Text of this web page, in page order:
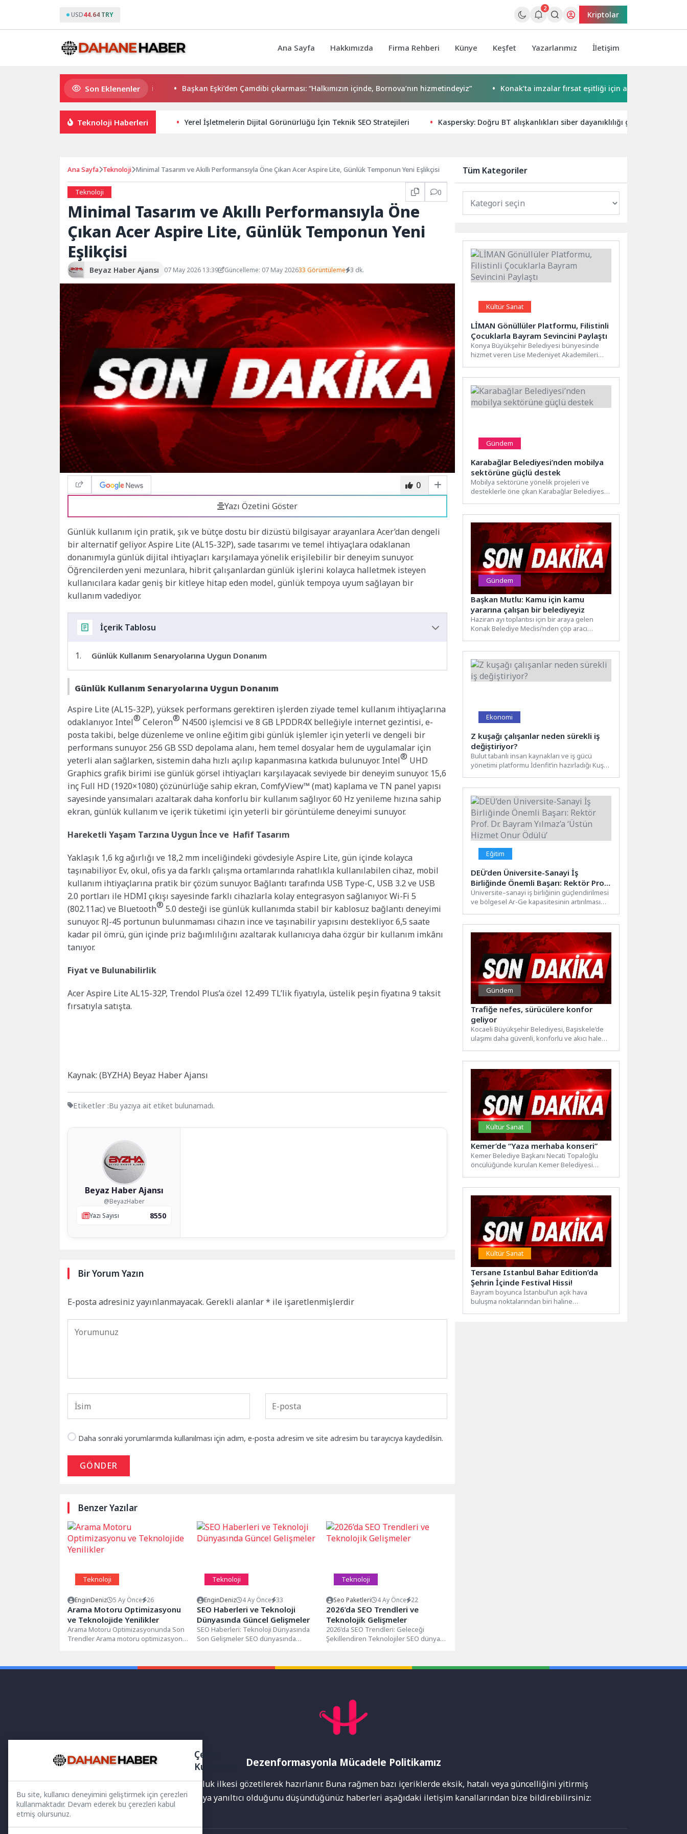
USD44.64 TRY
2
Kriptolar
Ana Sayfa Hakkımızda Firma Rehberi Künye Keşfet Yazarlarımız İletişim
Son Eklenenler
K. Menderes’te AKTAŞ Bereketi Başkan Eşki’den Çamdibi çıkarması: “Halkımızın içinde, Bornova’nın hizmetindeyiz” Konak’ta imzalar fırsat eşitliği için atıldı
Teknoloji Haberleri Yerel İşletmelerin Dijital Görünürlüğü İçin Teknik SEO Stratejileri Kaspersky: Doğru BT alışkanlıkları siber dayanıklılığı güçlendiriyor
Ana Sayfa Teknoloji Minimal Tasarım ve Akıllı Performansıyla Öne Çıkan Acer Aspire Lite, Günlük Temponun Yeni Eşlikçisi
Teknoloji 0
Minimal Tasarım ve Akıllı Performansıyla Öne
Çıkan Acer Aspire Lite, Günlük Temponun Yeni
Eşlikçisi
Beyaz Haber Ajansı 07 May 2026 13:39 Güncelleme: 07 May 202633 Görüntüleme 3 dk.
0
Yazı Özetini Göster
Günlük kullanım için pratik, şık ve bütçe dostu bir dizüstü bilgisayar arayanlara Acer’dan dengeli
bir alternatif geliyor. Aspire Lite (AL15-32P), sade tasarımı ve temel ihtiyaçlara odaklanan
donanımıyla günlük dijital ihtiyaçları karşılamaya yönelik erişilebilir bir deneyim sunuyor.
Öğrencilerden yeni mezunlara, hibrit çalışanlardan günlük işlerini kolayca halletmek isteyen
kullanıcılara kadar geniş bir kitleye hitap eden model, günlük tempoya uyum sağlayan bir
kullanım vadediyor.
İçerik Tablosu
Günlük Kullanım Senaryolarına Uygun Donanım
Günlük Kullanım Senaryolarına Uygun Donanım
Aspire Lite (AL15-32P), yüksek performans gerektiren işlerden ziyade temel kullanım ihtiyaçlarına
odaklanıyor. Intel® Celeron® N4500 işlemcisi ve 8 GB LPDDR4X belleğiyle internet gezintisi, e-
posta takibi, belge düzenleme ve online eğitim gibi günlük işlemler için yeterli ve dengeli bir
performans sunuyor. 256 GB SSD depolama alanı, hem temel dosyalar hem de uygulamalar için
yeterli alan sağlarken, sistemin daha hızlı açılıp kapanmasına katkıda bulunuyor. Intel® UHD
Graphics grafik birimi ise günlük görsel ihtiyaçları karşılayacak seviyede bir deneyim sunuyor. 15,6
inç Full HD (1920×1080) çözünürlüğe sahip ekran, ComfyView™ (mat) kaplama ve TN panel yapısı
sayesinde yansımaları azaltarak daha konforlu bir kullanım sağlıyor. 60 Hz yenileme hızına sahip
ekran, günlük kullanım ve içerik tüketimi için yeterli bir görüntüleme deneyimi sunuyor.
Hareketli Yaşam Tarzına Uygun İnce ve Hafif Tasarım
Yaklaşık 1,6 kg ağırlığı ve 18,2 mm inceliğindeki gövdesiyle Aspire Lite, gün içinde kolayca
taşınabiliyor. Ev, okul, ofis ya da farklı çalışma ortamlarında rahatlıkla kullanılabilen cihaz, mobil
kullanım ihtiyaçlarına pratik bir çözüm sunuyor. Bağlantı tarafında USB Type-C, USB 3.2 ve USB
2.0 portları ile HDMI çıkışı sayesinde farklı cihazlarla kolay entegrasyon sağlanıyor. Wi-Fi 5
(802.11ac) ve Bluetooth®5.0 desteği ise günlük kullanımda stabil bir kablosuz bağlantı deneyimi
sunuyor. RJ-45 portunun bulunmaması cihazın ince ve taşınabilir yapısını destekliyor. 6,5 saate
kadar pil ömrü, gün içinde priz bağımlılığını azaltarak kullanıcıya daha özgür bir kullanım imkânı
tanıyor.
Fiyat ve Bulunabilirlik
Acer Aspire Lite AL15-32P, Trendol Plus’a özel 12.499 TL’lik fiyatıyla, üstelik peşin fiyatına 9 taksit
fırsatıyla satışta.
Kaynak: (BYZHA) Beyaz Haber Ajansı
Etiketler :Bu yazıya ait etiket bulunamadı.
Beyaz Haber Ajansı
@BeyazHaber
Yazı Sayısı
8550
Bir Yorum Yazın
E-posta adresiniz yayınlanmayacak. Gerekli alanlar* ile işaretlenmişlerdir
Daha sonraki yorumlarımda kullanılması için adım, e-posta adresim ve site adresim bu tarayıcıya kaydedilsin.
GÖNDER
Benzer Yazılar
Teknoloji
EnginDeniz 5 Ay Önce 26
Arama Motoru Optimizasyonu
ve Teknolojide Yenilikler
Arama Motoru Optimizasyonunda Son
Trendler Arama motoru optimizasyonu
Teknoloji
EnginDeniz 4 Ay Önce 33
SEO Haberleri ve Teknoloji
Dünyasında Güncel Gelişmeler
SEO Haberleri: Teknoloji Dünyasında
Son Gelişmeler SEO dünyasında
Teknoloji
Seo Paketleri 4 Ay Önce 22
2026’da SEO Trendleri ve
Teknolojik Gelişmeler
2026'da SEO Trendleri: Geleceği
Şekillendiren Teknolojiler SEO dünyası
Tüm Kategoriler
Kültür Sanat
LİMAN Gönüllüler Platformu, Filistinli
Çocuklarla Bayram Sevincini Paylaştı
Konya Büyükşehir Belediyesi bünyesinde
hizmet veren Lise Medeniyet Akademileri
Gündem
Karabağlar Belediyesi’nden mobilya
sektörüne güçlü destek
Mobilya sektörüne yönelik projeleri ve
desteklerle öne çıkan Karabağlar Belediyesi,
Gündem
Başkan Mutlu: Kamu için kamu
yararına çalışan bir belediyeyiz
Haziran ayı toplantısı için bir araya gelen
Konak Belediye Meclisi’nden çöp aracı
Ekonomi
Z kuşağı çalışanlar neden sürekli iş
değiştiriyor?
Bulut tabanlı insan kaynakları ve iş gücü
yönetimi platformu İdenfit’in hazırladığı Kuşak
Eğitim
DEÜ’den Üniversite-Sanayi İş
Birliğinde Önemli Başarı: Rektör Prof.
Dr. Bayram Yılmaz’a ‘Üstün Hizmet
Onur Ödülü’
Üniversite–sanayi iş birliğinin güçlendirilmesi
ve bölgesel Ar-Ge kapasitesinin artırılması
Gündem
Trafiğe nefes, sürücülere konfor
geliyor
Kocaeli Büyükşehir Belediyesi, Başiskele’de
ulaşımı daha güvenli, konforlu ve akıcı hale
Kültür Sanat
Kemer’de “Yaza merhaba konseri”
Kemer Belediye Başkanı Necati Topaloğlu
öncülüğünde kurulan Kemer Belediyesi
Kültür Sanat
Tersane Istanbul Bahar Edition’da
Şehrin İçinde Festival Hissi!
Bayram boyunca İstanbul’un açık hava
buluşma noktalarından biri haline
Dezenformasyonla Mücadele Politikamız
Yayınlanan haberler doğruluk ilkesi gözetilerek hazırlanır. Buna rağmen bazı içeriklerde eksik, hatalı veya güncelliğini yitirmiş
bilgiler bulunabilir.Yanlış veya yanıltıcı olduğunu düşündüğünüz haberleri aşağıdaki iletişim kanallarından bize bildirebilirsiniz:
Çerez
Kullanımı
Bu site, kullanıcı deneyimini geliştirmek için çerezleri
kullanmaktadır. Devam ederek bu çerezleri kabul
etmiş olursunuz.